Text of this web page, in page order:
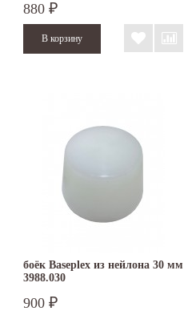
880 ₽
боёк Baseplex из нейлона 30 мм
3988.030
900 ₽